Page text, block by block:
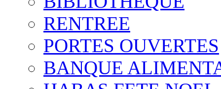
RENTREE
PORTES OUVERTES
BANQUE